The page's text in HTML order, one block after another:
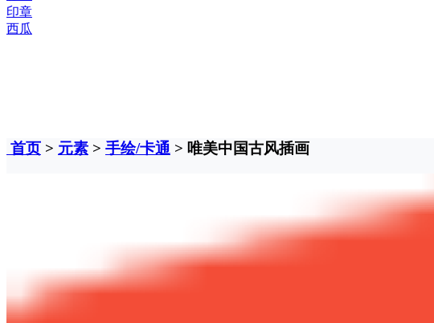
印章
西瓜
首页 > 元素 > 手绘/卡通 > 唯美中国古风插画